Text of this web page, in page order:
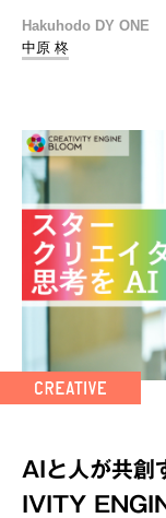
Hakuhodo DY ONE
中原 柊
AIと人が共創
IVITY